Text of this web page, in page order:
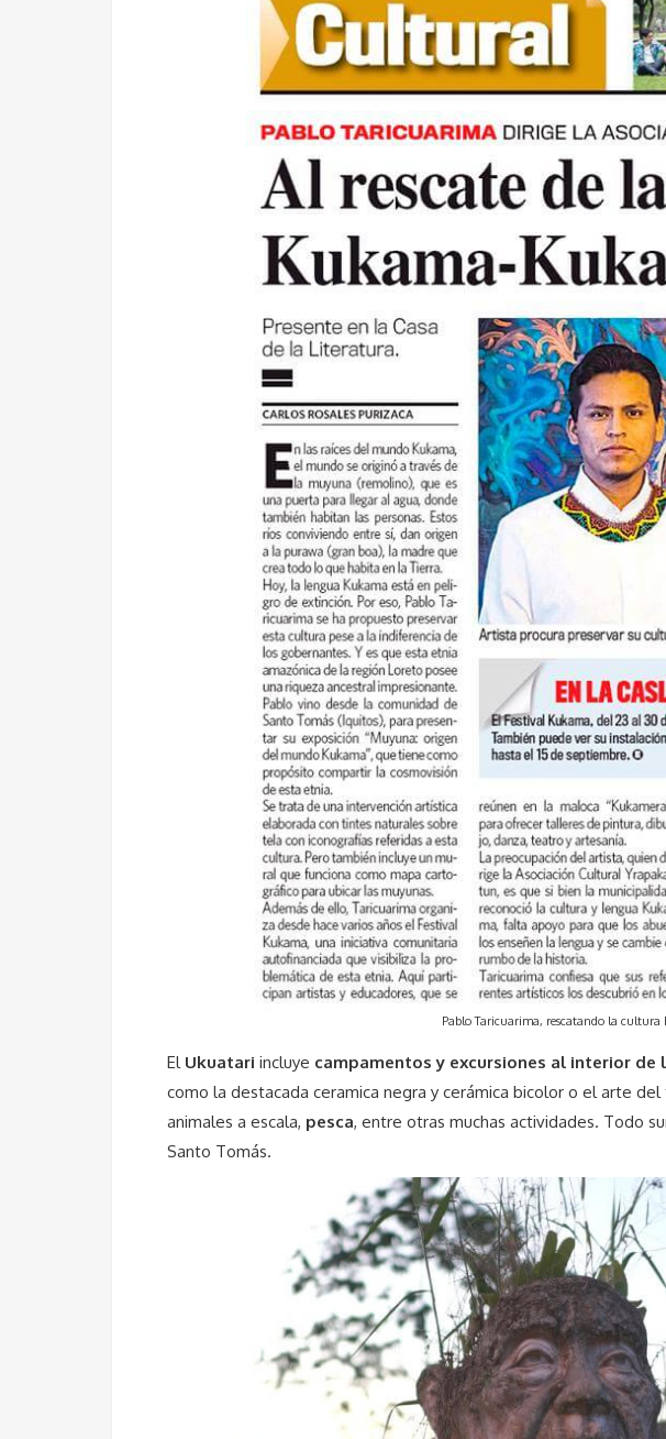
Pablo Taricuarima, rescatando la cultura
El Ukuatari incluye campamentos y excursiones al interior de
como la destacada ceramica negra y cerámica bicolor o el arte
animales a escala, pesca, entre otras muchas actividades. Todo
Santo Tomás.